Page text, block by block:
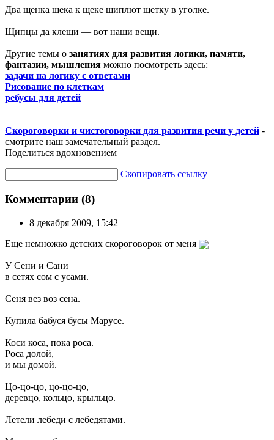
Два щенка щека к щеке щиплют щетку в уголке.
Щипцы да клещи — вот наши вещи.
Другие темы о занятиях для развития логики, памяти,
фантазии, мышления можно посмотреть здесь:
задачи на логику с ответами
Рисование по клеткам
ребусы для детей
Скороговорки и чистоговорки для развития речи у детей -
смотрите наш замечательный раздел.
Поделиться вдохновением
Скопировать ссылку
Комментарии (8)
8 декабря 2009, 15:42
Еще немножко детских скороговорок от меня
У Сени и Сани
в сетях сом с усами.
Сеня вез воз сена.
Купила бабуся бусы Марусе.
Коси коса, пока роса.
Роса долой,
и мы домой.
Цо-цо-цо, цо-цо-цо,
деревцо, кольцо, крыльцо.
Летели лебеди с лебедятами.